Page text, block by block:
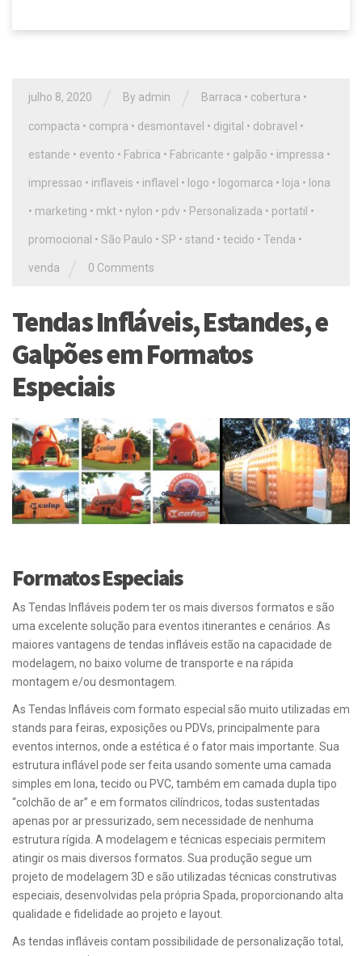
julho 8, 2020 By admin Barraca • cobertura •
compacta • compra • desmontavel • digital • dobravel •
estande • evento • Fabrica • Fabricante • galpão • impressa •
impressao • inflaveis • inflavel • logo • logomarca • loja • lona
• marketing • mkt • nylon • pdv • Personalizada • portatil •
promocional • São Paulo • SP • stand • tecido • Tenda •
venda 0 Comments
Tendas Infláveis, Estandes, e
Galpões em Formatos
Especiais
Formatos Especiais
As Tendas Infláveis podem ter os mais diversos formatos e são
uma excelente solução para eventos itinerantes e cenários. As
maiores vantagens de tendas infláveis estão na capacidade de
modelagem, no baixo volume de transporte e na rápida
montagem e/ou desmontagem.
As Tendas Infláveis com formato especial são muito utilizadas em
stands para feiras, exposições ou PDVs, principalmente para
eventos internos, onde a estética é o fator mais importante. Sua
estrutura inflável pode ser feita usando somente uma camada
simples em lona, tecido ou PVC, também em camada dupla tipo
“colchão de ar” e em formatos cilíndricos, todas sustentadas
apenas por ar pressurizado, sem necessidade de nenhuma
estrutura rígida. A modelagem e técnicas especiais permitem
atingir os mais diversos formatos. Sua produção segue um
projeto de modelagem 3D e são utilizadas técnicas construtivas
especiais, desenvolvidas pela própria Spada, proporcionando alta
qualidade e fidelidade ao projeto e layout.
As tendas infláveis contam possibilidade de personalização total,